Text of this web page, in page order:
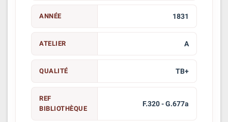
ANNÉE 1831
ATELIER A
QUALITÉ TB+
REF
BIBLIOTHÈQUE
F.320 - G.677a